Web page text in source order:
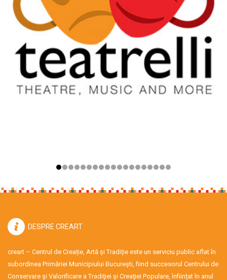
DESPRE CREART
creart – Centrul de Creație, Artă și Tradiție este un serviciu public aflat în
subordinea Primăriei Municipiului București, fiind succesorul Centrului de
Conservare şi Valorificare a Tradiţiei şi Creaţiei Populare, înființat în anul